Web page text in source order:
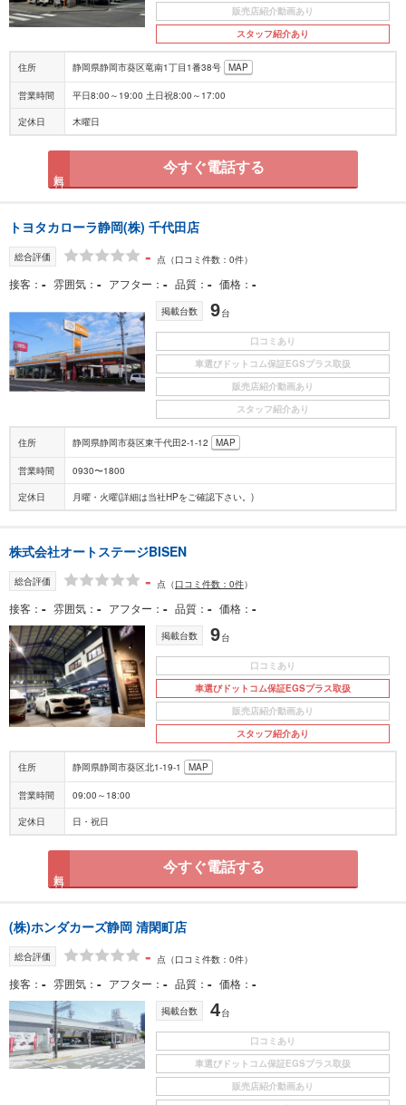
販売店紹介動画あり
スタッフ紹介あり
住所 静岡県静岡市葵区竜南1丁目1番38号 MAP
営業時間 平日8:00～19:00 土日祝8:00～17:00
定休日 木曜日
今すぐ電話する
トヨタカローラ静岡(株) 千代田店
総合評価 - 点 （口コミ件数：0件）
接客 - 雰囲気 - アフター - 品質 - 価格 -
掲載台数 9台
口コミあり
車選びドットコム保証EGSプラス取扱
販売店紹介動画あり
スタッフ紹介あり
住所 静岡県静岡市葵区東千代田2-1-12 MAP
営業時間 0930〜1800
定休日 月曜・火曜(詳細は当社HPをご確認下さい。)
株式会社オートステージBISEN
総合評価 - 点 （口コミ件数：0件）
接客 - 雰囲気 - アフター - 品質 - 価格 -
掲載台数 9台
口コミあり
車選びドットコム保証EGSプラス取扱
販売店紹介動画あり
スタッフ紹介あり
住所 静岡県静岡市葵区北1-19-1 MAP
営業時間 09:00～18:00
定休日 日・祝日
今すぐ電話する
(株)ホンダカーズ静岡 清閑町店
総合評価 - 点 （口コミ件数：0件）
接客 - 雰囲気 - アフター - 品質 - 価格 -
掲載台数 4台
口コミあり
車選びドットコム保証EGSプラス取扱
販売店紹介動画あり